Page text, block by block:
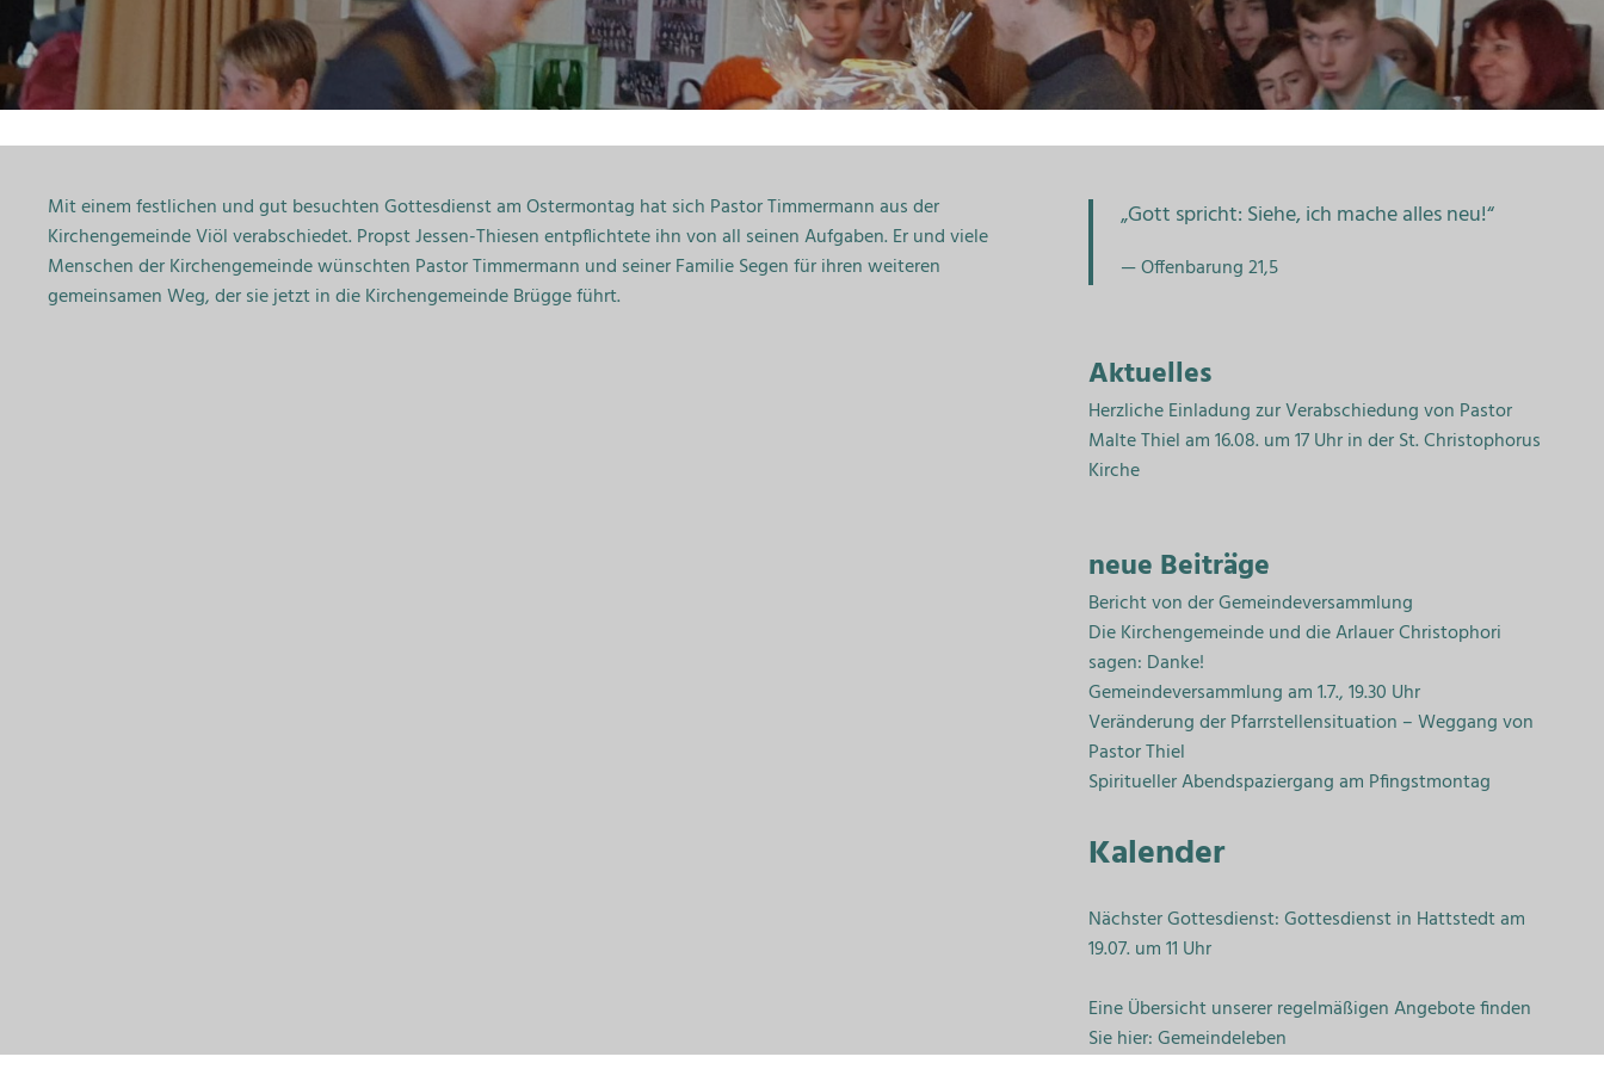
Mit einem festlichen und gut besuchten Gottesdienst am Ostermontag hat sich Pastor Timmermann aus der
Kirchengemeinde Viöl verabschiedet. Propst Jessen-Thiesen entpflichtete ihn von all seinen Aufgaben. Er und viele
Menschen der Kirchengemeinde wünschten Pastor Timmermann und seiner Familie Segen für ihren weiteren
gemeinsamen Weg, der sie jetzt in die Kirchengemeinde Brügge führt.
„Gott spricht: Siehe, ich mache alles neu!“
Offenbarung 21,5
Aktuelles
Herzliche Einladung zur Verabschiedung von Pastor
Malte Thiel am 16.08. um 17 Uhr in der St. Christophorus
Kirche
neue Beiträge
Bericht von der Gemeindeversammlung
Die Kirchengemeinde und die Arlauer Christophori
sagen: Danke!
Gemeindeversammlung am 1.7., 19.30 Uhr
Veränderung der Pfarrstellensituation – Weggang von
Pastor Thiel
Spiritueller Abendspaziergang am Pfingstmontag
Kalender
Nächster Gottesdienst: Gottesdienst in Hattstedt am
19.07. um 11 Uhr
Eine Übersicht unserer regelmäßigen Angebote finden
Sie hier:Gemeindeleben